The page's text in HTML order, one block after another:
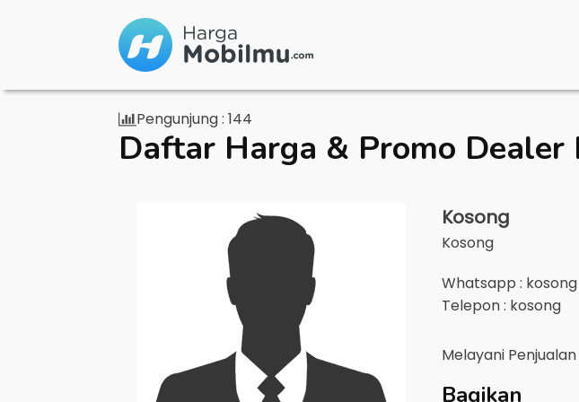
Pengunjung : 144
Daftar Harga & Promo Dealer
Kosong
Kosong
Whatsapp : kosong
Telepon : kosong
Melayani
Bagikan